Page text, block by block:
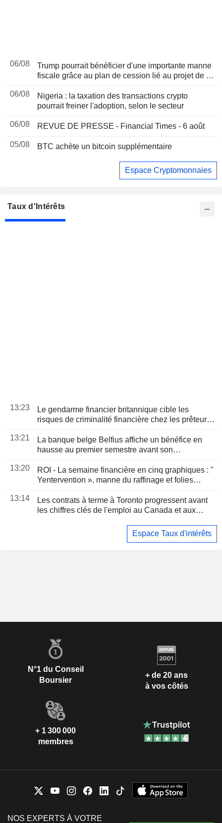
06/08
Trump pourrait bénéficier d'une importante manne
fiscale grâce au plan de cession lié au projet de loi
06/08
Nigeria : la taxation des transactions crypto
pourrait freiner l'adoption, selon le secteur
06/08 REVUE DE PRESSE - Financial Times - 6 août
05/08 BTC achète un bitcoin supplémentaire
Espace Cryptomonnaies
Taux d'Intérêts
13:23
Le gendarme financier britannique cible les
risques de criminalité financière chez les prêteurs
13:21
La banque belge Belfius affiche un bénéfice en
hausse au premier semestre avant son
13:20
ROI - La semaine financière en cinq graphiques : "
Yentervention », manne du raffinage et folies
13:14
Les contrats à terme à Toronto progressent avant
les chiffres clés de l'emploi au Canada et aux
Espace Taux d'intérêts
N°1 du Conseil
Boursier
+ de 20 ans
à vos côtés
+ 1 300 000
membres
NOS EXPERTS À VOTRE